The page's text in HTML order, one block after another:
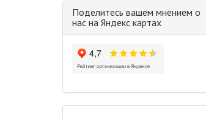
Поделитесь вашем мнением о
нас на Яндекс картах